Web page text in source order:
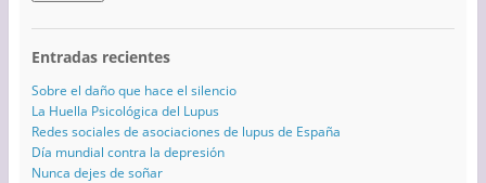
Entradas recientes
Sobre el daño que hace el silencio
La Huella Psicológica del Lupus
Redes sociales de asociaciones de lupus de España
Día mundial contra la depresión
Nunca dejes de soñar